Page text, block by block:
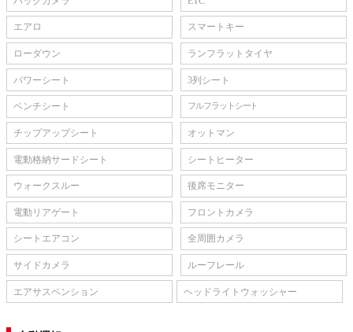
エアロ スマートキー
ローダウン ランフラットタイヤ
パワーシート 3列シート
ベンチシート フルフラットシート
チップアップシート オットマン
電動格納サードシート シートヒーター
ウォークスルー 後席モニター
電動リアゲート フロントカメラ
シートエアコン 全周囲カメラ
サイドカメラ ルーフレール
エアサスペンション ヘッドライトウォッシャー